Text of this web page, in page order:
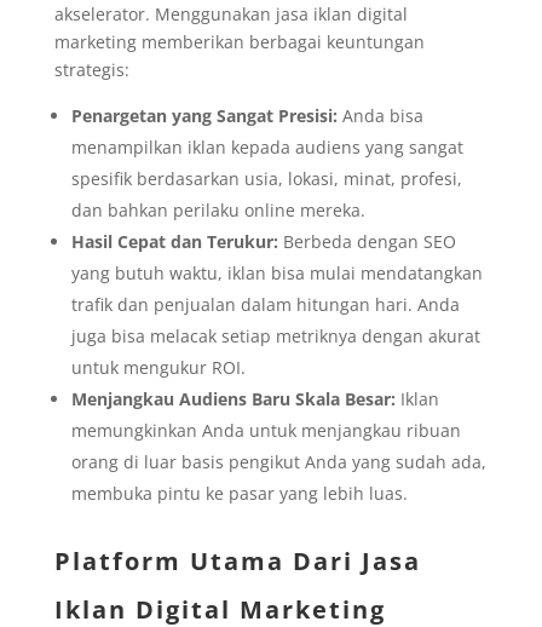
akselerator. Menggunakan jasa iklan digital
marketing memberikan berbagai keuntungan
strategis:
Penargetan yang Sangat Presisi: Anda bisa
menampilkan iklan kepada audiens yang sangat
spesifik berdasarkan usia, lokasi, minat, profesi,
dan bahkan perilaku online mereka.
Hasil Cepat dan Terukur: Berbeda dengan SEO
yang butuh waktu, iklan bisa mulai mendatangkan
trafik dan penjualan dalam hitungan hari. Anda
juga bisa melacak setiap metriknya dengan akurat
untuk mengukur ROI.
Menjangkau Audiens Baru Skala Besar: Iklan
memungkinkan Anda untuk menjangkau ribuan
orang di luar basis pengikut Anda yang sudah ada,
membuka pintu ke pasar yang lebih luas.
Platform Utama Dari Jasa
Iklan Digital Marketing